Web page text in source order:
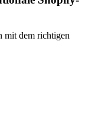
mit dem richtigen